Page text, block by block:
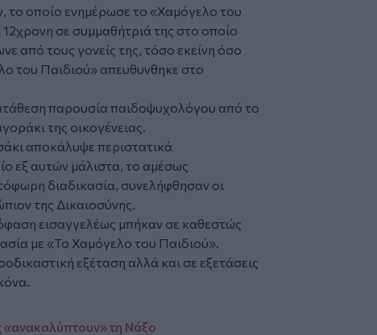
το οποίο ενημέρωσε το «Χαμόγελο του
σε συμμαθήτριά της στο οποίο
από τους γονείς της, τόσο εκείνη όσο
του Παιδιού» απευθυνθηκε στο
παρουσία παιδοψυχολόγου από το
της οικογένειας.
αποκάλυψε περιστατικά
εξ αυτών μάλιστα, το αμέσως
διαδικασία, συνελήφθησαν οι
της Δικαιοσύνης.
εισαγγελέως μπήκαν σε καθεστώς
με «Το Χαμόγελο του Παιδιού».
εξέταση αλλά και σε εξετάσεις
«ανακαλύπτουν» τη Νάξο